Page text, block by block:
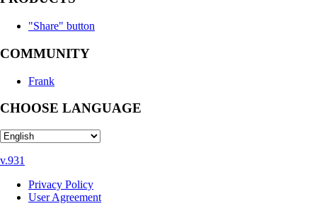
"Share" button
COMMUNITY
Frank
CHOOSE LANGUAGE
v.931
Privacy Policy
User Agreement